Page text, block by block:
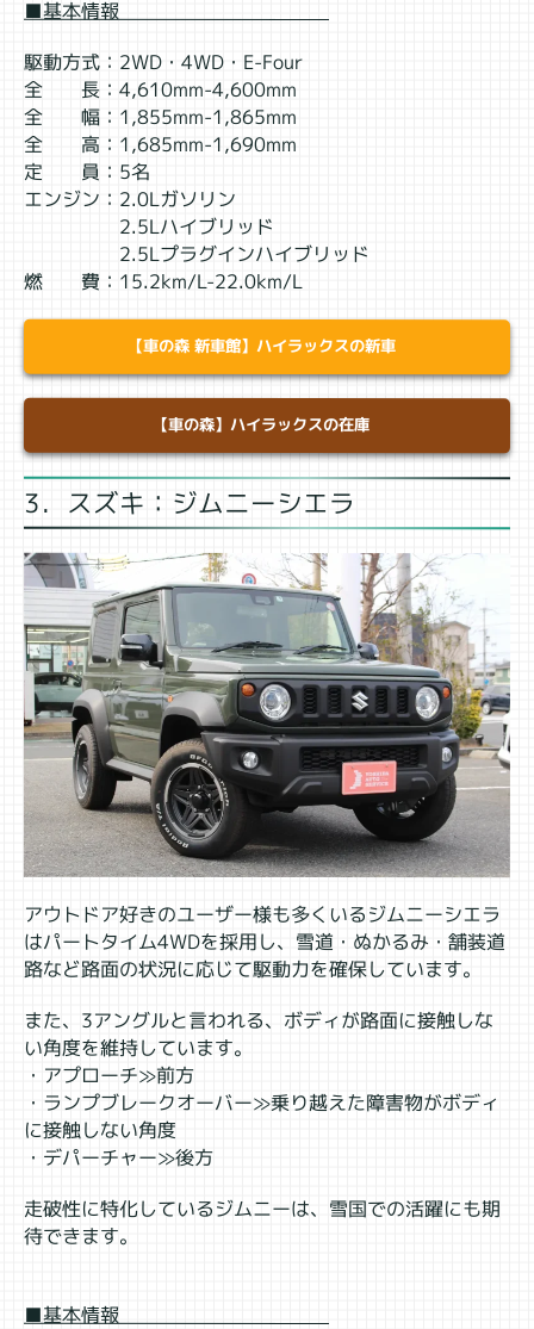
■基本情報
駆動方式：2WD・4WD・E-Four
全 長：4,610mm-4,600mm
全 幅：1,855mm-1,865mm
全 高：1,685mm-1,690mm
定 員：5名
エンジン：2.0Lガソリン
2.5Lハイブリッド
2.5Lプラグインハイブリッド
燃 費：15.2km/L-22.0km/L
【車の森 新車館】ハイラックスの新車
【車の森】ハイラックスの在庫
3．スズキ：ジムニーシエラ
アウトドア好きのユーザー様も多くいるジムニーシエラ
はパートタイム4WDを採用し、雪道・ぬかるみ・舗装道
路など路面の状況に応じて駆動力を確保しています。
また、3アングルと言われる、ボディが路面に接触しな
い角度を維持しています。
・アプローチ≫前方
・ランプブレークオーバー≫乗り越えた障害物がボディ
に接触しない角度
・デパーチャー≫後方
走破性に特化しているジムニーは、雪国での活躍にも期
待できます。
■基本情報